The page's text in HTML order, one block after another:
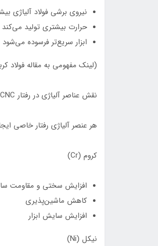
نیروی برشی فولاد آلیاژی
حرارت بیشتری تولید می‌کند
ابزار سریع‌تر فرسوده می‌شود
(لینک مفهومی به مقاله
نقش عناصر آلیاژی در رفتار CNC
هر عنصر آلیاژی رفتار خاصی
کروم (Cr)
افزایش سختی و مقاومت
کاهش ماشین‌پذیری
افزایش سایش ابزار
نیکل (Ni)